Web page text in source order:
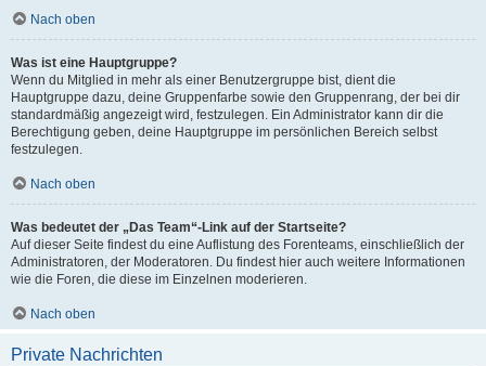
Nach oben
Was ist eine Hauptgruppe?
Wenn du Mitglied in mehr als einer Benutzergruppe bist, dient die
Hauptgruppe dazu, deine Gruppenfarbe sowie den Gruppenrang, der bei dir
standardmäßig angezeigt wird, festzulegen. Ein Administrator kann dir die
Berechtigung geben, deine Hauptgruppe im persönlichen Bereich selbst
festzulegen.
Nach oben
Was bedeutet der „Das Team“-Link auf der Startseite?
Auf dieser Seite findest du eine Auflistung des Forenteams, einschließlich der
Administratoren, der Moderatoren. Du findest hier auch weitere Informationen
wie die Foren, die diese im Einzelnen moderieren.
Nach oben
Private Nachrichten